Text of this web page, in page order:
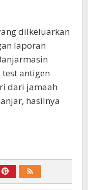
dilkeluarkan
laporan
test antigen
dari jamaah
hasilnya